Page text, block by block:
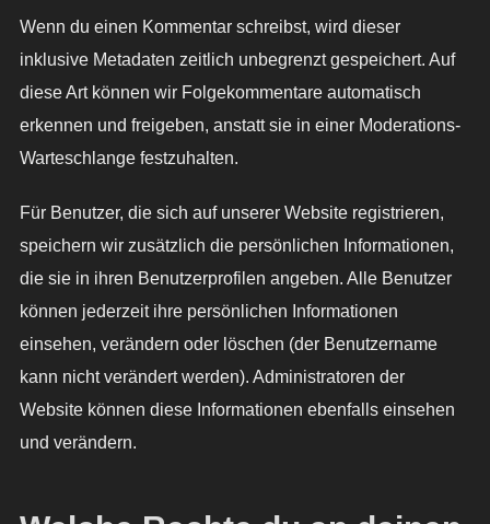
Wenn du einen Kommentar schreibst, wird dieser
inklusive Metadaten zeitlich unbegrenzt gespeichert. Auf
diese Art können wir Folgekommentare automatisch
erkennen und freigeben, anstatt sie in einer Moderations-
Warteschlange festzuhalten.
Für Benutzer, die sich auf unserer Website registrieren,
speichern wir zusätzlich die persönlichen Informationen,
die sie in ihren Benutzerprofilen angeben. Alle Benutzer
können jederzeit ihre persönlichen Informationen
einsehen, verändern oder löschen (der Benutzername
kann nicht verändert werden). Administratoren der
Website können diese Informationen ebenfalls einsehen
und verändern.